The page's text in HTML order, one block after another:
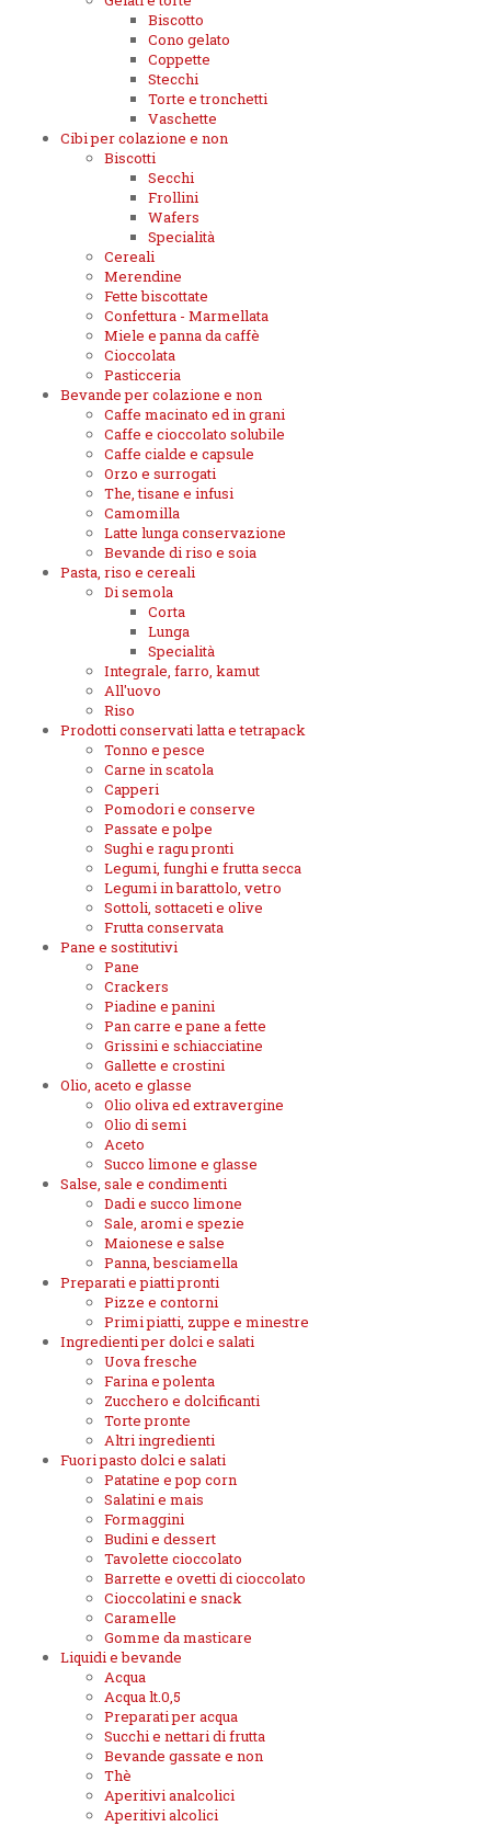
Biscotto
Cono gelato
Coppette
Stecchi
Torte e tronchetti
Vaschette
Cibi per colazione e non
Biscotti
Secchi
Frollini
Wafers
Specialità
Cereali
Merendine
Fette biscottate
Confettura - Marmellata
Miele e panna da caffè
Cioccolata
Pasticceria
Bevande per colazione e non
Caffe macinato ed in grani
Caffe e cioccolato solubile
Caffe cialde e capsule
Orzo e surrogati
The, tisane e infusi
Camomilla
Latte lunga conservazione
Bevande di riso e soia
Pasta, riso e cereali
Di semola
Corta
Lunga
Specialità
Integrale, farro, kamut
All'uovo
Riso
Prodotti conservati latta e tetrapack
Tonno e pesce
Carne in scatola
Capperi
Pomodori e conserve
Passate e polpe
Sughi e ragu pronti
Legumi, funghi e frutta secca
Legumi in barattolo, vetro
Sottoli, sottaceti e olive
Frutta conservata
Pane e sostitutivi
Pane
Crackers
Piadine e panini
Pan carre e pane a fette
Grissini e schiacciatine
Gallette e crostini
Olio, aceto e glasse
Olio oliva ed extravergine
Olio di semi
Aceto
Succo limone e glasse
Salse, sale e condimenti
Dadi e succo limone
Sale, aromi e spezie
Maionese e salse
Panna, besciamella
Preparati e piatti pronti
Pizze e contorni
Primi piatti, zuppe e minestre
Ingredienti per dolci e salati
Uova fresche
Farina e polenta
Zucchero e dolcificanti
Torte pronte
Altri ingredienti
Fuori pasto dolci e salati
Patatine e pop corn
Salatini e mais
Formaggini
Budini e dessert
Tavolette cioccolato
Barrette e ovetti di cioccolato
Cioccolatini e snack
Caramelle
Gomme da masticare
Liquidi e bevande
Acqua
Acqua lt.0,5
Preparati per acqua
Succhi e nettari di frutta
Bevande gassate e non
Thè
Aperitivi analcolici
Aperitivi alcolici